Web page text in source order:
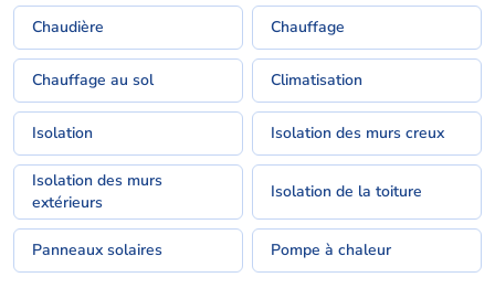
Chaudière Chauffage
Chauffage au sol Climatisation
Isolation Isolation des murs creux
Isolation des murs
extérieurs
Isolation de la toiture
Panneaux solaires Pompe à chaleur